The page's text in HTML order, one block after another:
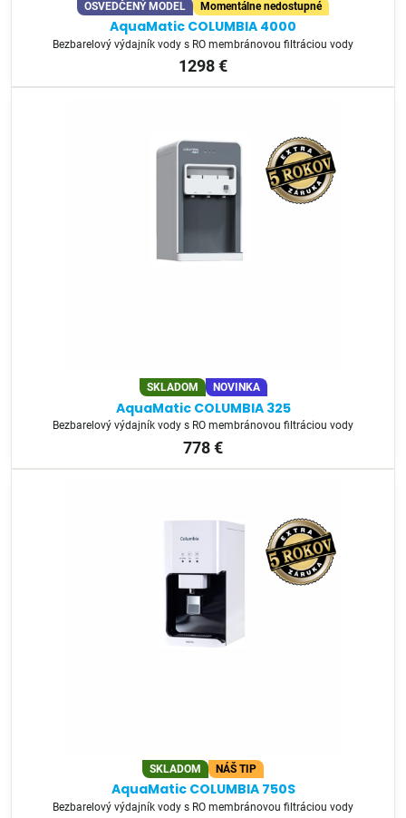
OSVEDČENÝ MODEL Momentálne nedostupné
AquaMatic COLUMBIA 4000
Bezbarelový výdajník vody s RO membránovou filtráciou vody
1298 €
SKLADOM NOVINKA
AquaMatic COLUMBIA 325
Bezbarelový výdajník vody s RO membránovou filtráciou vody
778 €
SKLADOM NÁŠ TIP
AquaMatic COLUMBIA 750S
Bezbarelový výdajník vody s RO membránovou filtráciou vody